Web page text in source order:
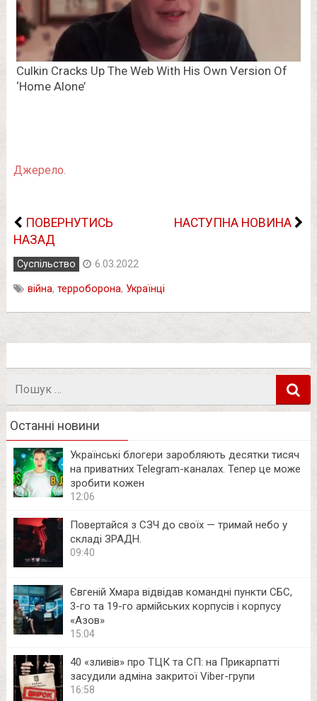
Джерело.
ПОВЕРНУТИСЬ
НАЗАД
НАСТУПНА НОВИНА
Суспільство 6.03.2022
війна, терроборона, Українці
Останні новини
Українські блогери заробляють десятки тисяч
на приватних Telegram-каналах. Тепер це може
зробити кожен
12:06
Повертайся з СЗЧ до своїх — тримай небо у
складі ЗРАДН.
09:40
Євгеній Хмара відвідав командні пункти СБС,
3-го та 19-го армійських корпусів і корпусу
«Азов»
15:04
40 «зливів» про ТЦК та СП: на Прикарпатті
засудили адміна закритої Viber-групи
16:58